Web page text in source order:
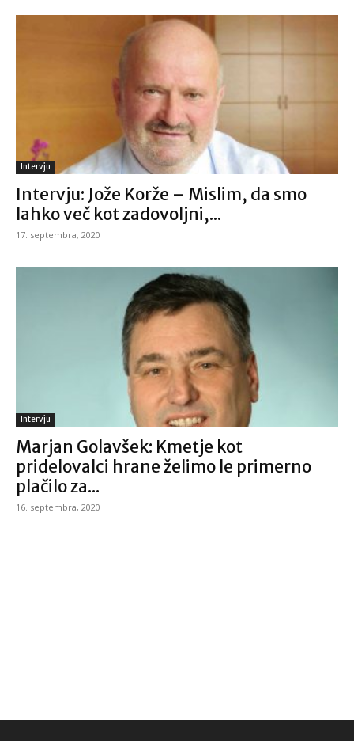
Intervju
Intervju: Jože Korže – Mislim, da smo
lahko več kot zadovoljni,...
17. septembra, 2020
Intervju
Marjan Golavšek: Kmetje kot
pridelovalci hrane želimo le primerno
plačilo za...
16. septembra, 2020